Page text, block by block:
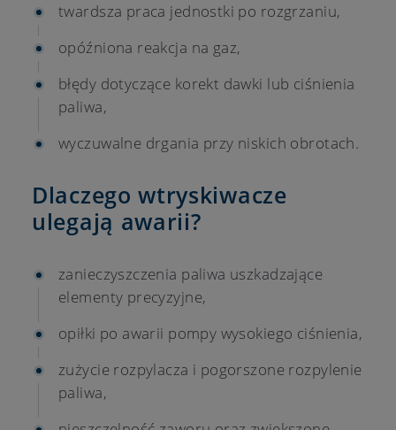
twardsza praca jednostki po rozgrzaniu,
opóźniona reakcja na gaz,
błędy dotyczące korekt dawki lub ciśnienia
paliwa,
wyczuwalne drgania przy niskich obrotach.
Dlaczego wtryskiwacze
ulegają awarii?
zanieczyszczenia paliwa uszkadzające
elementy precyzyjne,
opiłki po awarii pompy wysokiego ciśnienia,
zużycie rozpylacza i pogorszone rozpylenie
paliwa,